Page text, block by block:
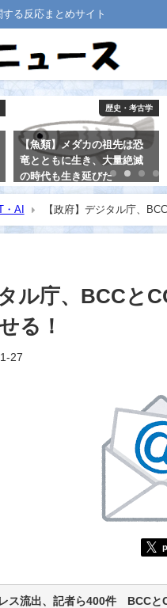
る反応まとめサイト
歴史・考古学
【魚類】メダカの祖先は恐
竜とともに生き、大量絶滅
の時代も生き延びた
・AI 【政府】デジタル庁、
ル庁、BCCと
る！
27
ス流出、記者ら400件 BCCと